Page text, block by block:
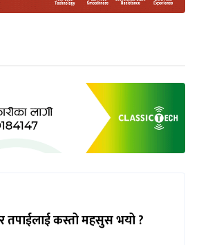
तपाईलाई कस्तो महसुस भयो ?